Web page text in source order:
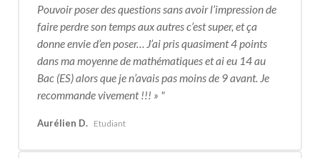
Pouvoir poser des questions sans avoir l’impression de
faire perdre son temps aux autres c’est super, et ça
donne envie d’en poser… J’ai pris quasiment 4 points
dans ma moyenne de mathématiques et ai eu 14 au
Bac (ES) alors que je n’avais pas moins de 9 avant. Je
recommande vivement !!! »
Aurélien D. Etudiant